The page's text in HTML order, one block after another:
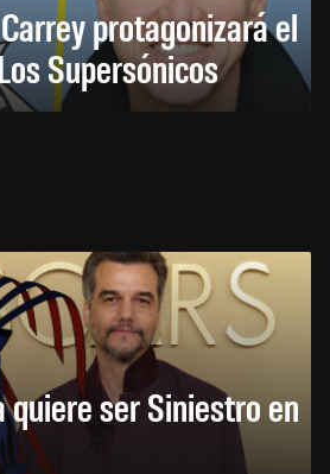
protagonizará el
Supersónicos
ser Siniestro en